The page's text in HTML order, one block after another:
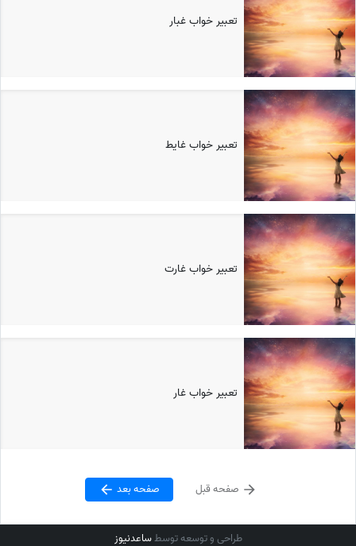
تعبیر خواب غبار
تعبیر خواب غايط
تعبیر خواب غارت
تعبیر خواب غار
صفحه قبل صفحه بعد
طراحی و توسعه توسطساعدنیوز